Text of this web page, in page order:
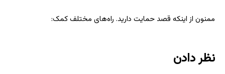
ممنون از اینکه قصد حمایت دارید. راه‌های مختلف کمک:
نظر دادن